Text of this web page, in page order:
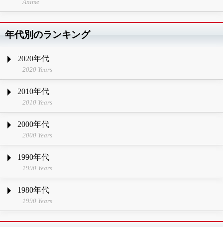
Anime
年代別のランキング
2020年代
2020 Years
2010年代
2010 Years
2000年代
2000 Years
1990年代
1990 Years
1980年代
1990 Years